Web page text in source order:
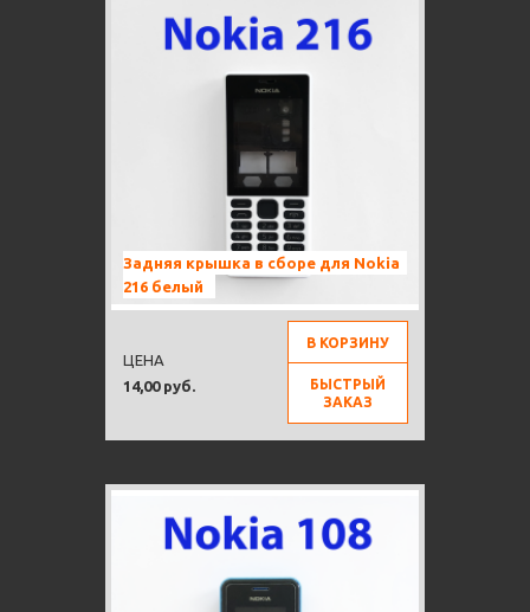
Задняя крышка в сборе для Nokia
216 белый
14,00 руб.
ЦЕНА
В КОРЗИНУ
БЫСТРЫЙ
ЗАКАЗ